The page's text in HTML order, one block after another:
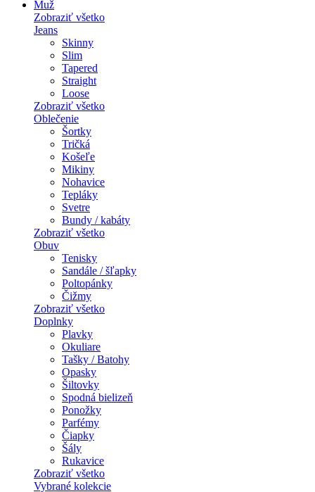
Muž
Zobraziť všetko
Jeans
Skinny
Slim
Tapered
Straight
Loose
Zobraziť všetko
Oblečenie
Šortky
Tričká
Košeľe
Mikiny
Nohavice
Tepláky
Svetre
Bundy / kabáty
Zobraziť všetko
Obuv
Tenisky
Sandále / šľapky
Poltopánky
Čižmy
Zobraziť všetko
Doplnky
Plavky
Okuliare
Tašky / Batohy
Opasky
Šiltovky
Spodná bielizeň
Ponožky
Parfémy
Čiapky
Šály
Rukavice
Zobraziť všetko
Vybrané kolekcie